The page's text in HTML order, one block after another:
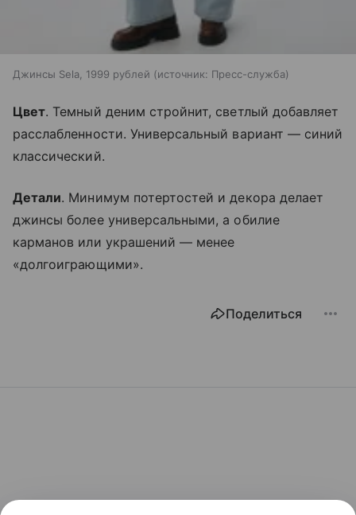
Джинсы Sela, 1999 рублей источник: Пресс-служба
Цвет. Темный деним стройнит, светлый добавляет
расслабленности. Универсальный вариант — синий
классический.
Детали. Минимум потертостей и декора делает
джинсы более универсальными, а обилие
карманов или украшений — менее
«долгоиграющими».
Поделиться